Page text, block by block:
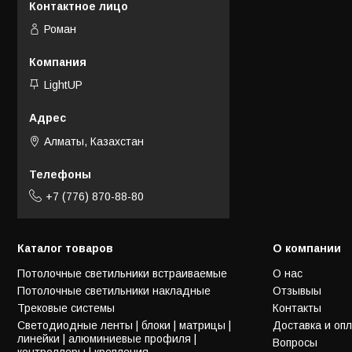
Роман
LightUP
Алматы, Казахстан
+7 (776) 870-88-80
Каталог товаров
Потолочные светильники встраиваемые
Потолочные светильники накладные
Трековые системы
Светодиодные ленты | блоки | матрицы |
линейки | алюминиевые профиля |
О компании
О нас
Отзывыы
Контакты
Доставка и
Вопросы